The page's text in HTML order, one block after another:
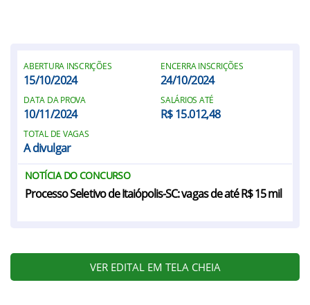
ABERTURA INSCRIÇÕES
15/10/2024
ENCERRA INSCRIÇÕES
24/10/2024
DATA DA PROVA
10/11/2024
SALÁRIOS ATÉ
R$ 15.012,48
TOTAL DE VAGAS
A divulgar
NOTÍCIA DO CONCURSO
Processo Seletivo de Itaiópolis-SC: vagas de até R$ 15 mil
VER EDITAL EM TELA CHEIA